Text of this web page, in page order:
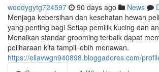
woodygytg724597 90 days ago News
Menjaga kebersihan dan kesehatan hewan
yang penting bagi Setiap pemilik kucing dan
Menaikan standar grooming terbaik dapat
peliharaan kita tampil lebih menawan.
https://ellavwgn940898.bloggadores.com/